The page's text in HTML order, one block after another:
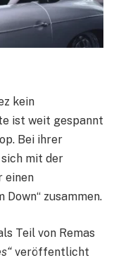
kein
ist weit gespannt
Bei ihrer
mit der
einen
zusammen.
Teil von Remas
veröffentlicht